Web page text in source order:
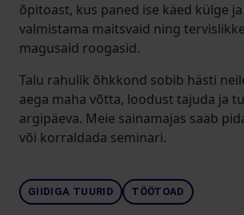
õpitoast, kus paned ise käed külge
valmistama maitsvaid ning
magusaid roogasid.
Talu rahulik õhkkond sobib hästi
aega maha võtta, loodust tajuda ja
argipäeva. Meie sainamajas saab
või korraldada seminari.
GIIDIGA TUURID TÖÖTOAD